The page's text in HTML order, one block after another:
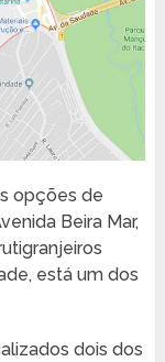
opções de
Beira Mar,
está um dos
dois dos